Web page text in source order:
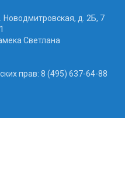
Новодмитровская, д. 2Б, 7
Светлана
прав: 8 (495) 637-64-88